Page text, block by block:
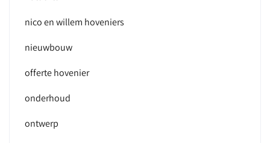
nico en willem hoveniers
nieuwbouw
offerte hovenier
onderhoud
ontwerp